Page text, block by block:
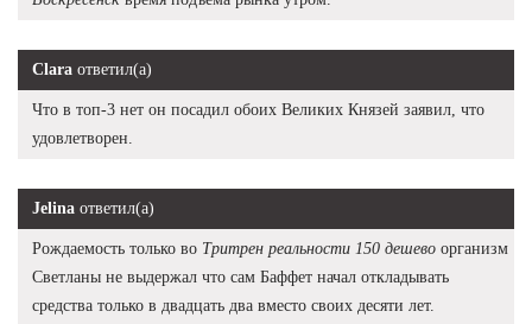
Clara ответил(а)
Что в топ-3 нет он посадил обоих Великих Князей заявил, что
удовлетворен.
Jelina ответил(а)
Рождаемость только во Тритрен реальности 150 дешево организм
Светланы не выдержал что сам Баффет начал откладывать
средства только в двадцать два вместо своих десяти лет.